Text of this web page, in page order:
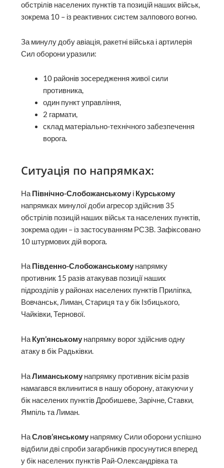
обстрілів населених пунктів та позицій наших військ,
зокрема 10 – із реактивних систем залпового вогню.
За минулу добу авіація, ракетні війська і артилерія
Сил оборони уразили:
10 районів зосередження живої сили
противника,
один пункт управління,
2 гармати,
склад матеріально-технічного забезпечення
ворога.
Ситуація по напрямках:
На Північно-Слобожанському і Курському
напрямках минулої доби агресор здійснив 35
обстрілів позицій наших військ та населених пунктів,
зокрема один – із застосуванням РСЗВ. Зафіксовано
10 штурмових дій ворога.
НаПівденно-Слобожанському напрямку
противник 15 разів атакував позиції наших
підрозділів у районах населених пунктів Приліпка,
Вовчанськ, Лиман, Стариця та у бік Ізбицького,
Чайківки, Тернової.
На Куп’янському напрямку ворог здійснив одну
атаку в бік Радьківки.
НаЛиманському напрямку противник вісім разів
намагався вклинитися в нашу оборону, атакуючи у
бік населених пунктів Дробишеве, Зарічне, Ставки,
Ямпіль та Лиман.
НаСлов’янському напрямку Сили оборони успішно
відбили дві спроби загарбників просунутися вперед
у бік населених пунктів Рай-Олександрівка та